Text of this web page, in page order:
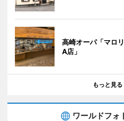
高崎オーパ「マロ
A店」
もっと見る
ワールドフォ